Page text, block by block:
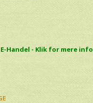
Handel - Klik for mere info